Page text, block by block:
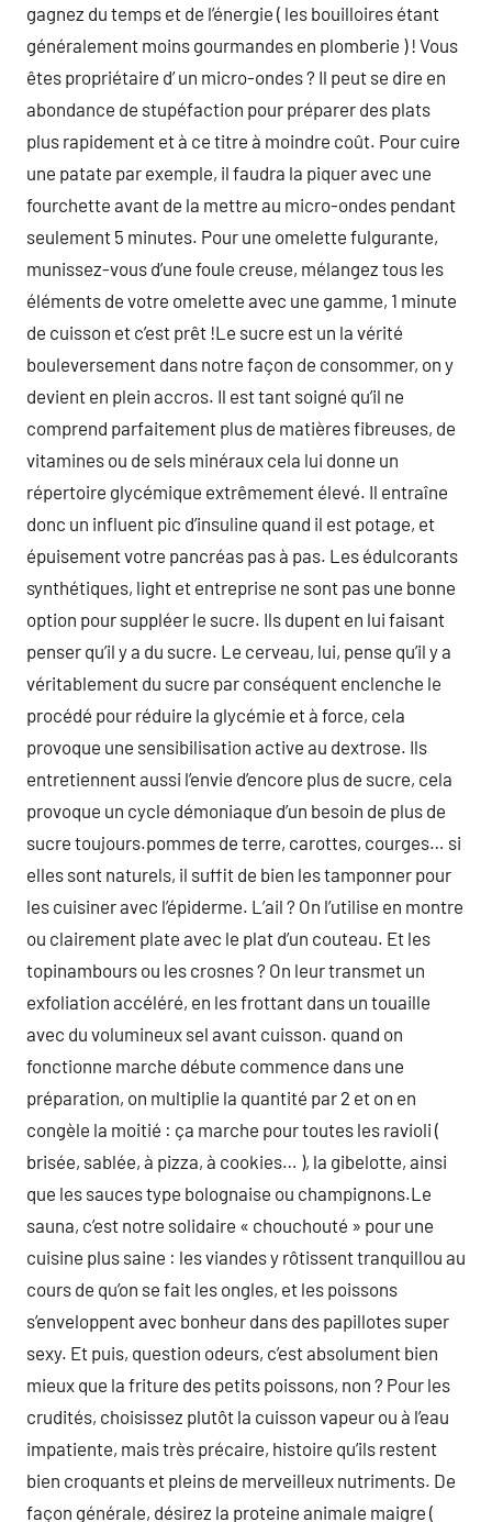
gagnez du temps et de l’énergie ( les bouilloires étant
généralement moins gourmandes en plomberie ) ! Vous
êtes propriétaire d’ un micro-ondes ? Il peut se dire en
abondance de stupéfaction pour préparer des plats
plus rapidement et à ce titre à moindre coût. Pour cuire
une patate par exemple, il faudra la piquer avec une
fourchette avant de la mettre au micro-ondes pendant
seulement 5 minutes. Pour une omelette fulgurante,
munissez-vous d’une foule creuse, mélangez tous les
éléments de votre omelette avec une gamme, 1 minute
de cuisson et c’est prêt !Le sucre est un la vérité
bouleversement dans notre façon de consommer, on y
devient en plein accros. Il est tant soigné qu’il ne
comprend parfaitement plus de matières fibreuses, de
vitamines ou de sels minéraux cela lui donne un
répertoire glycémique extrêmement élevé. Il entraîne
donc un influent pic d’insuline quand il est potage, et
épuisement votre pancréas pas à pas. Les édulcorants
synthétiques, light et entreprise ne sont pas une bonne
option pour suppléer le sucre. Ils dupent en lui faisant
penser qu’il y a du sucre. Le cerveau, lui, pense qu’il y a
véritablement du sucre par conséquent enclenche le
procédé pour réduire la glycémie et à force, cela
provoque une sensibilisation active au dextrose. Ils
entretiennent aussi l’envie d’encore plus de sucre, cela
provoque un cycle démoniaque d’un besoin de plus de
sucre toujours.pommes de terre, carottes, courges… si
elles sont naturels, il suffit de bien les tamponner pour
les cuisiner avec l’épiderme. L’ail ? On l’utilise en montre
ou clairement plate avec le plat d’un couteau. Et les
topinambours ou les crosnes ? On leur transmet un
exfoliation accéléré, en les frottant dans un touaille
avec du volumineux sel avant cuisson. quand on
fonctionne marche débute commence dans une
préparation, on multiplie la quantité par 2 et on en
congèle la moitié : ça marche pour toutes les ravioli (
brisée, sablée, à pizza, à cookies… ), la gibelotte, ainsi
que les sauces type bolognaise ou champignons.Le
sauna, c’est notre solidaire « chouchouté » pour une
cuisine plus saine : les viandes y rôtissent tranquillou au
cours de qu’on se fait les ongles, et les poissons
s’enveloppent avec bonheur dans des papillotes super
sexy. Et puis, question odeurs, c’est absolument bien
mieux que la friture des petits poissons, non ? Pour les
crudités, choisissez plutôt la cuisson vapeur ou à l’eau
impatiente, mais très précaire, histoire qu’ils restent
bien croquants et pleins de merveilleux nutriments. De
façon générale, désirez la proteine animale maigre (